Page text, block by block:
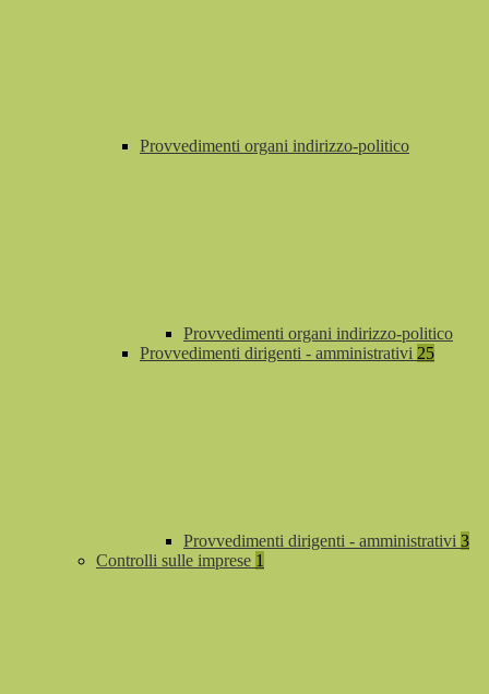
Provvedimenti organi indirizzo-politico
Provvedimenti organi indirizzo-politico
Provvedimenti dirigenti - amministrativi 25
Provvedimenti dirigenti - amministrativi 3
Controlli sulle imprese 1